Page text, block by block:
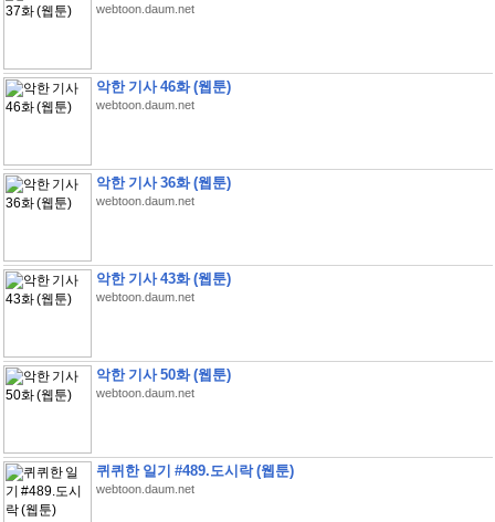
webtoon.daum.net
악한 기사 46화 (웹툰)
webtoon.daum.net
악한 기사 36화 (웹툰)
webtoon.daum.net
악한 기사 43화 (웹툰)
webtoon.daum.net
악한 기사 50화 (웹툰)
webtoon.daum.net
퀴퀴한 일기 #489.도시락 (웹툰)
webtoon.daum.net